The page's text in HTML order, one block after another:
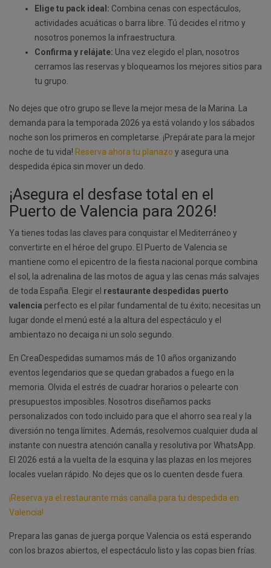
Elige tu pack ideal: Combina cenas con espectáculos,
actividades acuáticas o barra libre. Tú decides el ritmo y
nosotros ponemos la infraestructura.
Confirma y relájate: Una vez elegido el plan, nosotros
cerramos las reservas y bloqueamos los mejores sitios para
tu grupo.
No dejes que otro grupo se lleve la mejor mesa de la Marina. La
demanda para la temporada 2026 ya está volando y los sábados
noche son los primeros en completarse. ¡Prepárate para la mejor
noche de tu vida! Reserva ahora tu planazo y asegura una
despedida épica sin mover un dedo.
¡Asegura el desfase total en el
Puerto de Valencia para 2026!
Ya tienes todas las claves para conquistar el Mediterráneo y
convertirte en el héroe del grupo. El Puerto de Valencia se
mantiene como el epicentro de la fiesta nacional porque combina
el sol, la adrenalina de las motos de agua y las cenas más salvajes
de toda España. Elegir el restaurante despedidas puerto
valencia perfecto es el pilar fundamental de tu éxito; necesitas un
lugar donde el menú esté a la altura del espectáculo y el
ambientazo no decaiga ni un solo segundo.
En CreaDespedidas sumamos más de 10 años organizando
eventos legendarios que se quedan grabados a fuego en la
memoria. Olvida el estrés de cuadrar horarios o pelearte con
presupuestos imposibles. Nosotros diseñamos packs
personalizados con todo incluido para que el ahorro sea real y la
diversión no tenga límites. Además, resolvemos cualquier duda al
instante con nuestra atención canalla y resolutiva por WhatsApp.
El 2026 está a la vuelta de la esquina y las plazas en los mejores
locales vuelan rápido. No dejes que os lo cuenten desde fuera.
¡Reserva ya el restaurante más canalla para tu despedida en
Valencia!
Prepara las ganas de juerga porque Valencia os está esperando
con los brazos abiertos, el espectáculo listo y las copas bien frías.